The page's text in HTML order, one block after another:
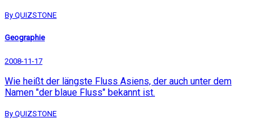
By QUIZSTONE
Geographie
2008-11-17
Wie heißt der längste Fluss Asiens, der auch unter dem
Namen "der blaue Fluss" bekannt ist.
By QUIZSTONE